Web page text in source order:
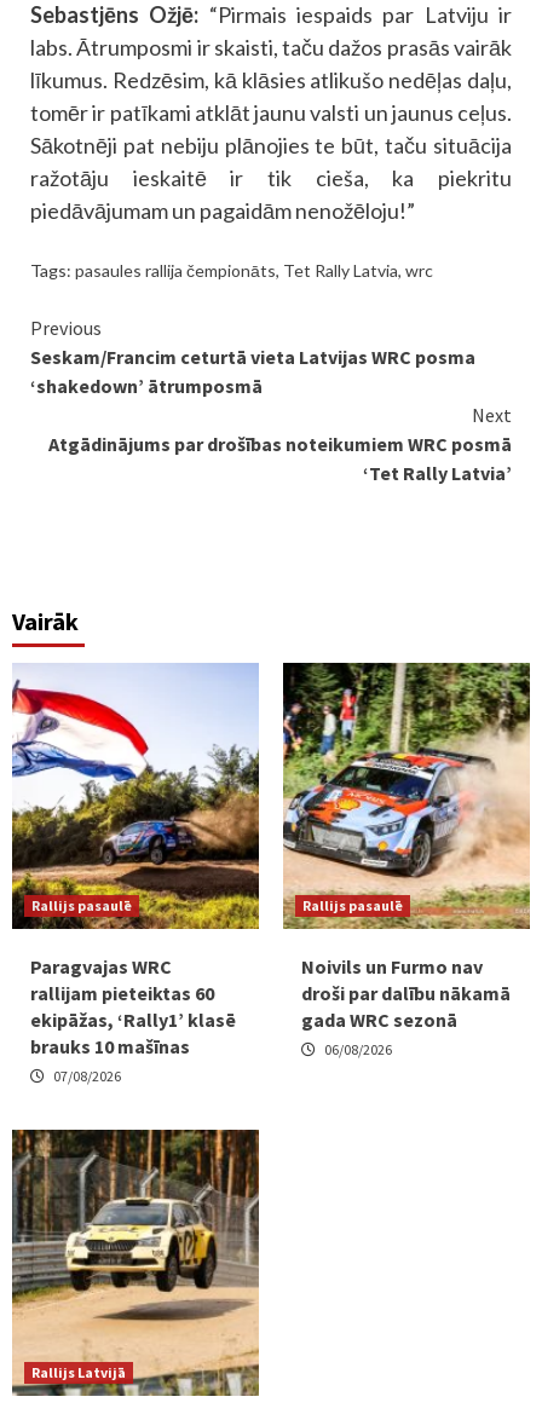
Sebastjēns Ožjē: “Pirmais iespaids par Latviju ir
labs. Ātrumposmi ir skaisti, taču dažos prasās vairāk
līkumus. Redzēsim, kā klāsies atlikušo nedēļas daļu,
tomēr ir patīkami atklāt jaunu valsti un jaunus ceļus.
Sākotnēji pat nebiju plānojies te būt, taču situācija
ražotāju ieskaitē ir tik cieša, ka piekritu
piedāvājumam un pagaidām nenožēloju!”
Tags: pasaules rallija čempionāts, Tet Rally Latvia, wrc
Continue
Reading
Previous
Seskam/Francim ceturtā vieta Latvijas WRC posma
‘shakedown’ ātrumposmā
Next
Atgādinājums par drošības noteikumiem WRC posmā
‘Tet Rally Latvia’
Vairāk
Rallijs pasaulē
Paragvajas WRC
rallijam pieteiktas 60
ekipāžas, ‘Rally1’ klasē
brauks 10 mašīnas
07/08/2026
Rallijs pasaulē
Noivils un Furmo nav
droši par dalību nākamā
gada WRC sezonā
06/08/2026
Rallijs Latvijā